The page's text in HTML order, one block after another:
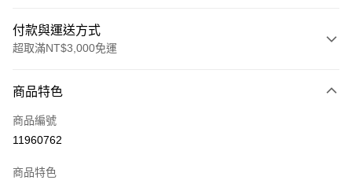
付款與運送方式
超取滿NT$3,000免運
超商取貨付款
Apple Pay
商品特色
商品編號
11960762
商品特色